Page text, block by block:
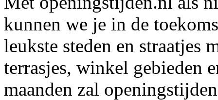
kunnen we je in de
leukste steden en straatjes
terrasjes, winkel gebieden
maanden zal